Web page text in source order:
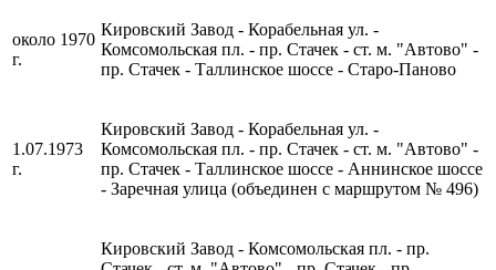
около 1970
г.
Кировский Завод - Корабельная ул. -
Комсомольская пл. - пр. Стачек - ст. м. "Автово" -
пр. Стачек - Таллинское шоссе - Старо-Паново
1.07.1973
г.
Кировский Завод - Корабельная ул. -
Комсомольская пл. - пр. Стачек - ст. м. "Автово" -
пр. Стачек - Таллинское шоссе - Аннинское шоссе
- Заречная улица (объединен с маршрутом № 496)
Кировский Завод - Комсомольская пл. - пр.